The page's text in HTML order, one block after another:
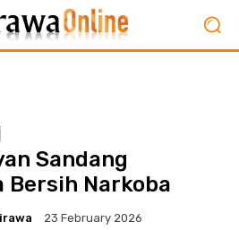
Sandang
Bersih Narkoba
23 February 2026